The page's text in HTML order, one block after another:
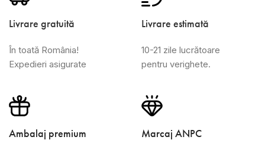
Livrare gratuită
În toată România!
Expedieri asigurate
Livrare estimată
10-21 zile lucrătoare
pentru verighete.
Ambalaj premium Marcaj ANPC